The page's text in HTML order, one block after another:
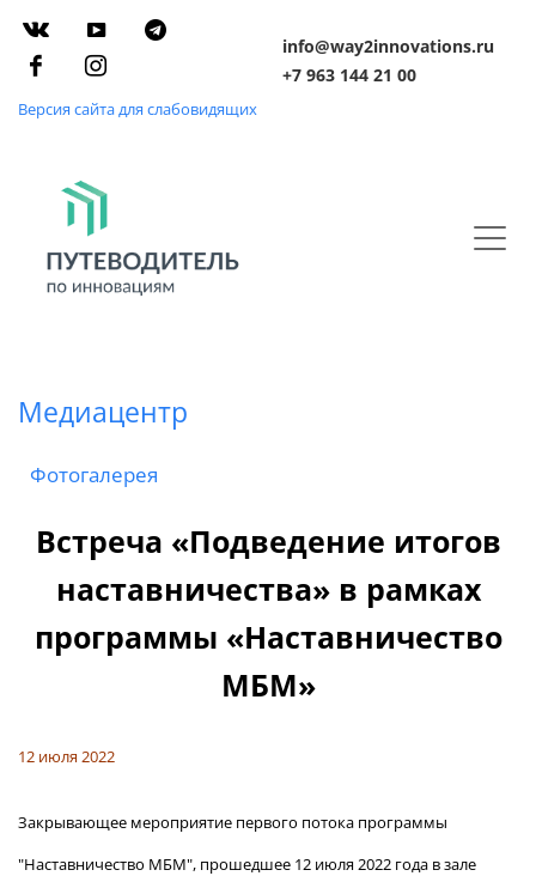
Версия сайта для слабовидящих
info@way2innovations.ru
+7 963 144 21 00
Медиацентр
Фотогалерея
Встреча «Подведение итогов
наставничества» в рамках
программы «Наставничество
МБМ»
12 июля 2022
Закрывающее мероприятие первого потока программы
"Наставничество МБМ", прошедшее 12 июля 2022 года в зале